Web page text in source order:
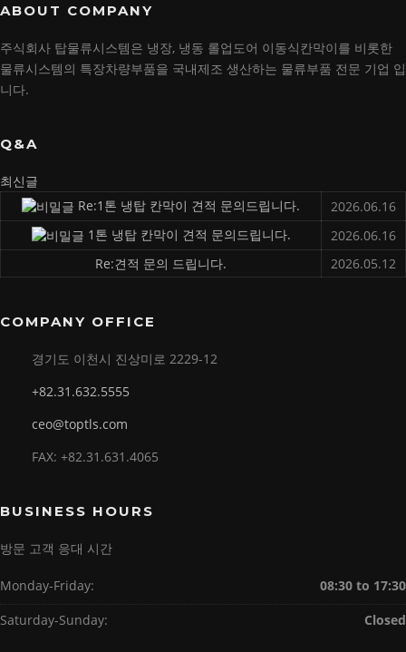
ABOUT COMPANY
주식회사 탑물류시스템은 냉장, 냉동 롤업도어 이동식칸막이를 비롯한
물류시스템의 특장차량부품을 국내제조 생산하는 물류부품 전문 기업 입
니다.
Q&A
최신글
Re:1톤 냉탑 칸막이 견적 문의드립니다.
2026.06.16
1톤 냉탑 칸막이 견적 문의드립니다.
2026.06.16
Re:견적 문의 드립니다.
2026.05.12
COMPANY OFFICE
경기도 이천시 진상미로 2229-12
+82.31.632.5555
ceo@toptls.com
FAX: +82.31.631.4065
BUSINESS HOURS
방문 고객 응대 시간
Monday-Friday:
08:30 to 17:30
Saturday-Sunday:
Closed